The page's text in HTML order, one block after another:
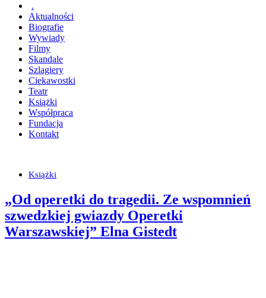
.
Aktualności
Biografie
Wywiady
Filmy
Skandale
Szlagiery
Ciekawostki
Teatr
Książki
Współpraca
Fundacja
Kontakt
Książki
„Od operetki do tragedii. Ze wspomnień
szwedzkiej gwiazdy Operetki
Warszawskiej” Elna Gistedt